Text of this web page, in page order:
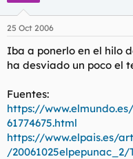
a
d
o
d
e
t
e
m
a
e
i
c
25 Oct 2006
Iba a ponerlo en el hilo
ha desviado un poco el
Fuentes:
https://
61774675.html
https://www.elpais.es/
/20061025elpepunac_2/